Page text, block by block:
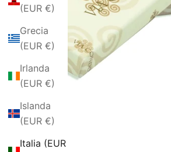
(EUR €)
Grecia
(EUR €)
Irlanda
(EUR €)
Islanda
(EUR €)
Italia (EUR